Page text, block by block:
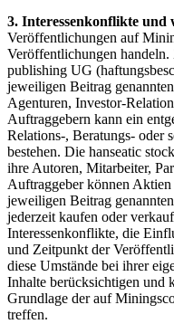
3. Interessenkonflikte
Veröffentlichungen auf
Veröffentlichungen
publishing UG
jeweiligen Beitrag
Agenturen, Investor-
Auftraggebern kann ein
Relations-, Beratungs- oder
bestehen. Die hanseatic
ihre Autoren, Mitarbeiter,
Auftraggeber können
jeweiligen Beitrag
jederzeit kaufen oder
Interessenkonflikte, die
und Zeitpunkt der
diese Umstände bei ihrer
Inhalte berücksichtigen und
Grundlage der auf
treffen.